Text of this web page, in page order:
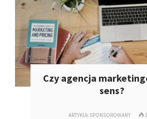
Czy agencja
sens?
ARTYKUŁ SPONSOROWANY